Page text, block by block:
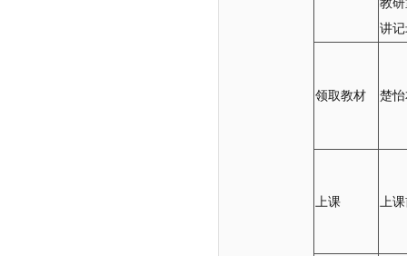
教
讲
领取教材 楚
上课 上